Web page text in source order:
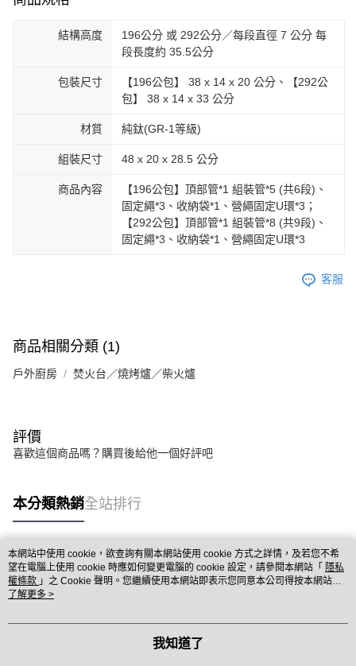
結構高度
196公分 或 292公分／每段直徑 7 公分 每
段長度約 35.5公分
包裝尺寸
【196公包】 38 x 14 x 20 公分、【292公
包】 38 x 14 x 33 公分
材質 純鈦(GR-1等級)
組裝尺寸 48 x 20 x 28.5 公分
商品內容
【196公包】頂部管*1 組裝管*5 (共6段)、
固定繩*3、收納袋*1、營繩固定U環*3；
【292公包】頂部管*1 組裝管*8 (共9段)、
固定繩*3、收納袋*1、營繩固定U環*3
客服
商品相關分類 (1)
戶外廚房 焚火台／燒烤爐／柴火爐
評價
喜歡這個商品嗎？購買後給他一個好評吧
本分類熱銷全站排行
熱門標籤
本網站中使用 cookie，欲查詢有關本網站使用 cookie 方式之詳情，及若您不希
望在電腦上使用 cookie 時應如何變更電腦的 cookie 設定，請參閱本網站「 隱私
權條款 」之 Cookie 聲明。您繼續使用本網站即表示您同意本公司得按本網站使
用條款之 Cookie 聲明使用 cookie。
了解更多 >
我知道了